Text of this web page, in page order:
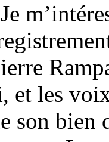
Je
les
son